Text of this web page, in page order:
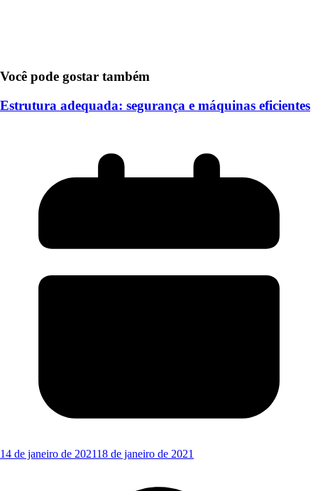
Você pode gostar também
Estrutura adequada: segurança e máquinas eficientes
14 de janeiro de 202118 de janeiro de 2021